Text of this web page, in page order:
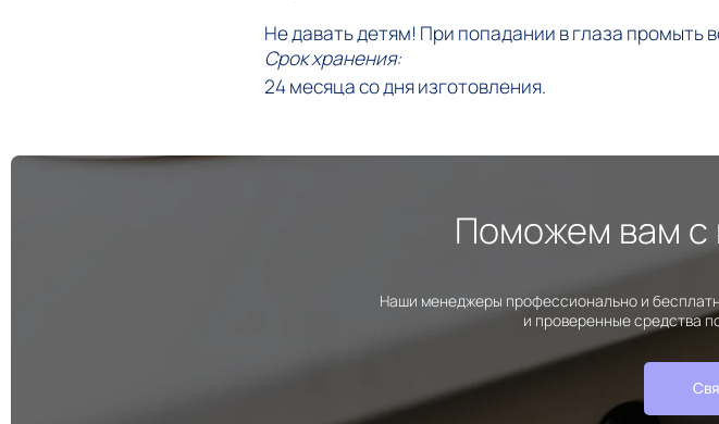
Не давать детям! При попадании в глаза промыть
Срок хранения:
24 месяца со дня изготовления.
Поможем вам с
Наши менеджеры профессионально и
и проверенные средства